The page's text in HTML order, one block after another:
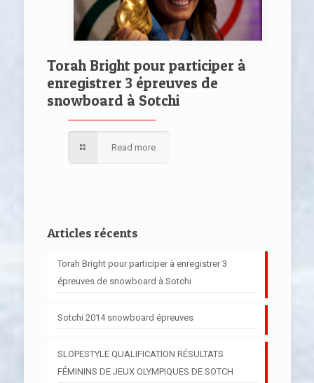
Torah Bright pour participer à
enregistrer 3 épreuves de
snowboard à Sotchi
Read more
Articles récents
Torah Bright pour participer à enregistrer 3
épreuves de snowboard à Sotchi
Sotchi 2014 snowboard épreuves
SLOPESTYLE QUALIFICATION RÉSULTATS
FÉMININS DE JEUX OLYMPIQUES DE SOTCH